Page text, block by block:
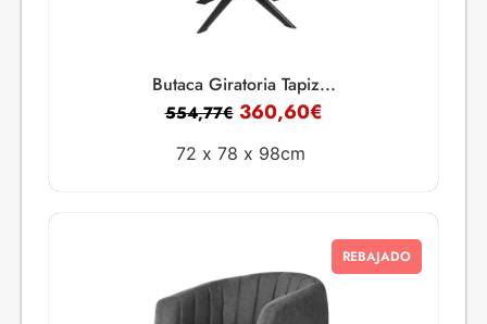
Butaca Giratoria Tapiz...
554,77€ 360,60€
72 x 78 x 98cm
REBAJADO